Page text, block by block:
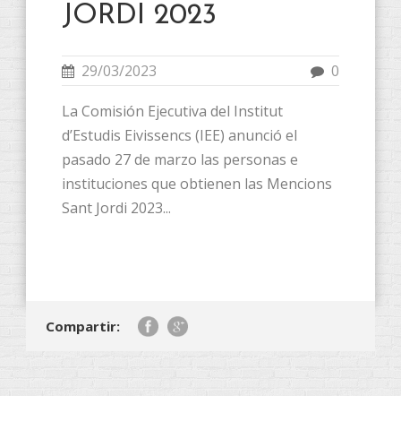
JORDI 2023
29/03/2023 0
La Comisión Ejecutiva del Institut
d’Estudis Eivissencs (IEE) anunció el
pasado 27 de marzo las personas e
instituciones que obtienen las Mencions
Sant Jordi 2023...
Compartir: